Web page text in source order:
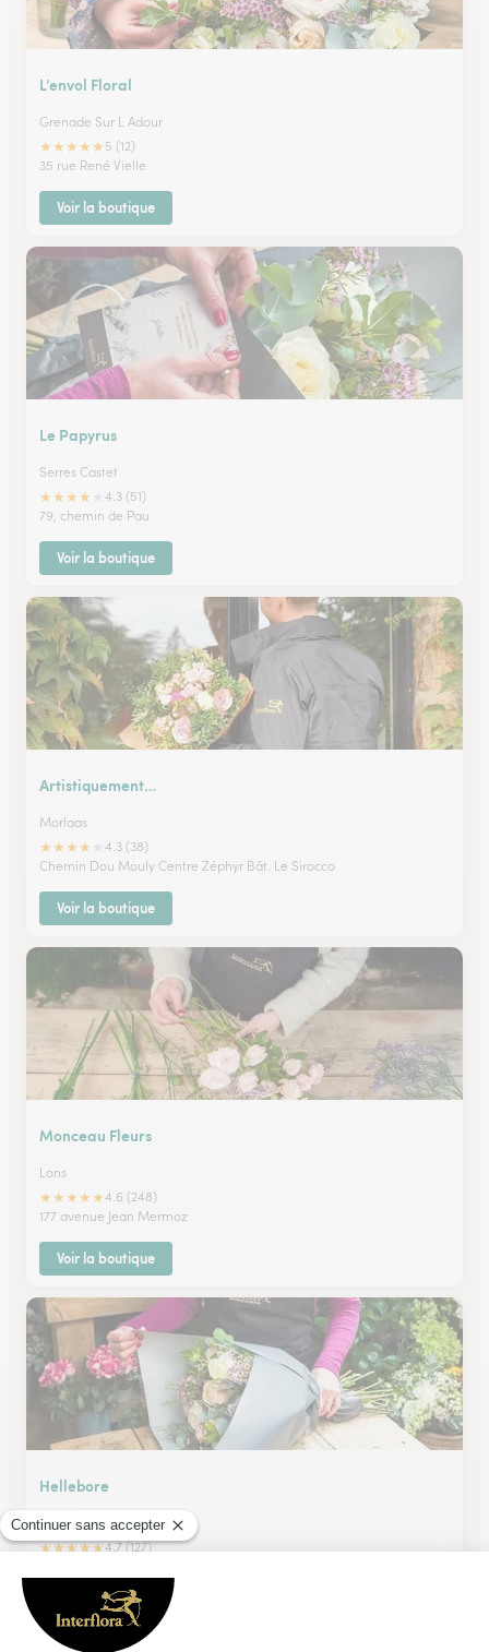
L’envol Floral
Grenade Sur L Adour
★★★★★ 5 (12)
35 rue René Vielle
Voir la boutique
Le Papyrus
Serres Castet
★★★★
4.3 (51)
79, chemin de Pau
Voir la boutique
Artistiquement…
Morlaas
★★★★
4.3 (38)
Chemin Dou Mouly Centre Zéphyr Bât. Le Sirocco
Voir la boutique
Monceau Fleurs
Lons
★★★★★4.6 (248)
177 avenue Jean Mermoz
Voir la boutique
Hellebore
PAU
★★★★★4.7 (127)
Voir la boutique